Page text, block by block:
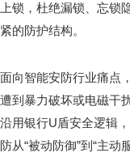
上锁，杜绝漏锁、忘
紧的防护结构。
面向智能安防行业痛点
遭到暴力破坏或电磁干
沿用银行U盾安全逻辑
防从“被动防御”到“主动